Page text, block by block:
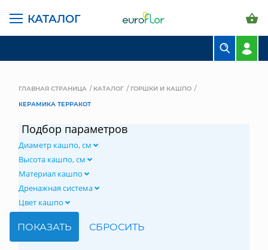
КАТАЛОГ
СВАДЕБНАЯ ФЛОРИСТИКА
КОМНАТНЫЕ РАСТЕНИЯ
ГЛАВНАЯ СТРАНИЦА КАТАЛОГ
ГОРШКИ И КАШПО
КЕРАМИКА ТЕРРАКОТ
Подбор параметров
Диаметр кашпо, см
Высота кашпо, см
Материал кашпо
Дренажная система
Цвет кашпо